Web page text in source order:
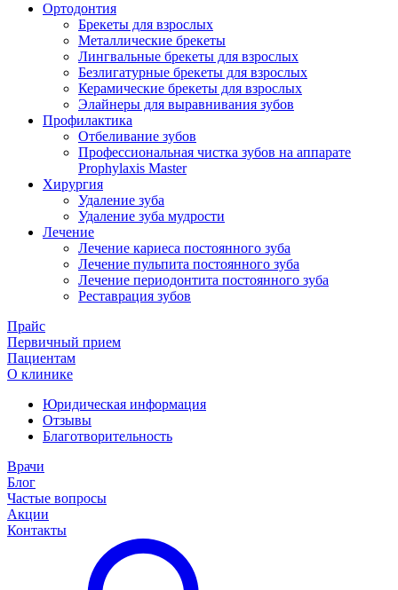
Ортодонтия
Брекеты для взрослых
Металлические брекеты
Лингвальные брекеты для взрослых
Безлигатурные брекеты для взрослых
Керамические брекеты для взрослых
Элайнеры для выравнивания зубов
Профилактика
Отбеливание зубов
Профессиональная чистка зубов на аппарате
Prophylaxis Master
Хирургия
Удаление зуба
Удаление зуба мудрости
Лечение
Лечение кариеса постоянного зуба
Лечение пульпита постоянного зуба
Лечение периодонтита постоянного зуба
Реставрация зубов
Прайс
Первичный прием
Пациентам
О клинике
Юридическая информация
Отзывы
Благотворительность
Врачи
Блог
Частые вопросы
Акции
Контакты